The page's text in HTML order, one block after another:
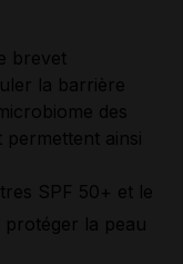
brevet
la barrière
des
permettent ainsi
SPF 50+ et le
protéger la peau